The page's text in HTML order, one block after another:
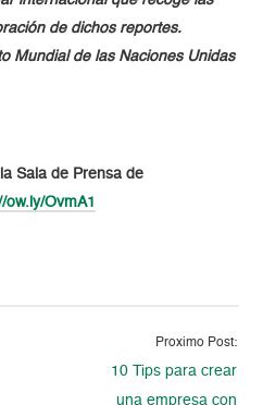
de dichos reportes.
Mundial de las Naciones Unidas
Sala de Prensa de
ow.ly/OvmA1
Proximo Post:
10 Tips para crear
una empresa con